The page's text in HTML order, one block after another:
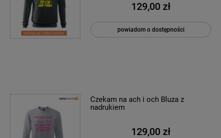
129,00 zł
powiadom o dostępności
Czekam na ach i och Bluza z
nadrukiem
129,00 zł